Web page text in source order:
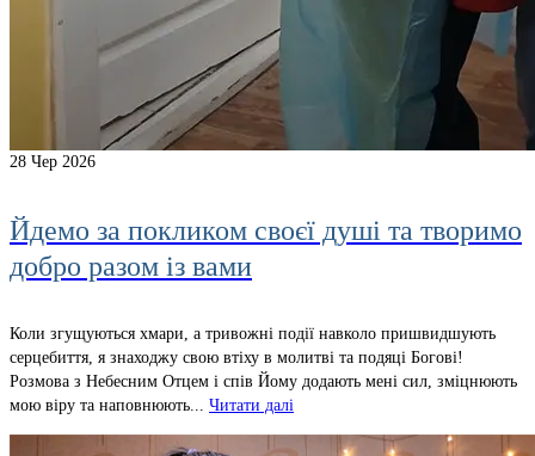
28 Чер 2026
Йдемо за покликом своєї душі та творимо
добро разом із вами
Коли згущуються хмари, а тривожні події навколо пришвидшують
серцебиття, я знаходжу свою втіху в молитві та подяці Богові!
Розмова з Небесним Отцем і спів Йому додають мені сил, зміцнюють
мою віру та наповнюють... Читати далі